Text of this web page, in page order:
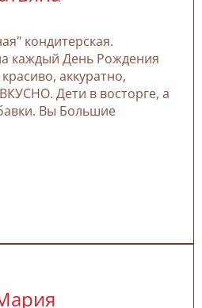
кондитерская.
каждый День Рождения
аккуратно,
Дети в восторге, а
Вы Большие